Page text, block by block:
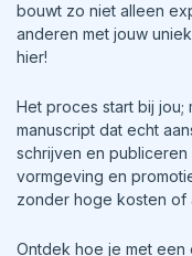
bouwt zo niet alleen
anderen met jouw
hier!
Het proces start bij
manuscript dat echt
schrijven en
vormgeving en
zonder hoge kosten of
Ontdek hoe je met